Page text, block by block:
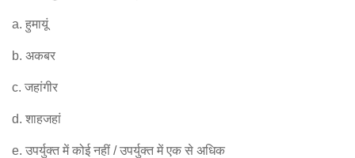
a. हुमायूं
b. अकबर
c. जहांगीर
d. शाहजहां
e. उपर्युक्त में कोई नहीं /उपर्युक्त में एक से अधिक